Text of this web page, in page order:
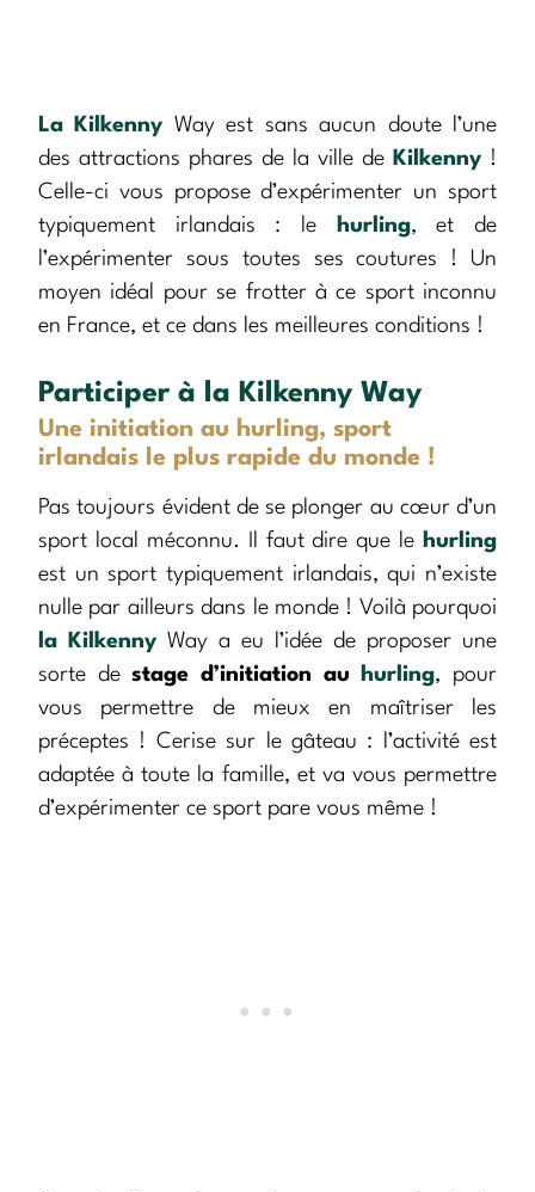
La Kilkenny Way est sans aucun doute l’une
des attractions phares de la ville de Kilkenny !
Celle-ci vous propose d’expérimenter un sport
typiquement irlandais : le
hurling, et de
l’expérimenter sous toutes ses coutures ! Un
moyen idéal pour se frotter à ce sport inconnu
en France, et ce dans les meilleures conditions !
Participer à la Kilkenny Way
Une initiation au hurling, sport
irlandais le plus rapide du monde !
Pas toujours évident de se plonger au cœur d’un
sport local méconnu. Il faut dire que le hurling
est un sport typiquement irlandais, qui n’existe
nulle par ailleurs dans le monde ! Voilà pourquoi
la Kilkenny Way a eu l’idée de proposer une
sorte destage d’initiation au hurling, pour
vous permettre de mieux en maîtriser les
préceptes ! Cerise sur le gâteau : l’activité est
adaptée à toute la famille, et va vous permettre
d’expérimenter ce sport pare vous même !